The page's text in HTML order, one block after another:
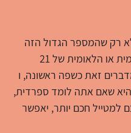
ספרדית ברחבי העולם. זה 17% מכל העולם. לא רק שהמספר הגדול הזה
מדברים את זה, ובאיחוד האירופי 8% מהאנשים מדברים זאת כשפה ראשונה, ו
היא שאם אתה לומד ספרדית,
חכם יותר, יאפשר